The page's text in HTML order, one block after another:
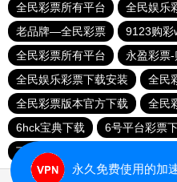
全民彩票所有平台
全民娱乐
老品牌—全民彩票
9123购彩
全民彩票所有平台
永盈彩票
全民娱乐彩票下载安装
全民
全民彩票版本官方下载
全民
6hck宝典下载
6号平台彩票
下载全民彩票
永久免费使用的加